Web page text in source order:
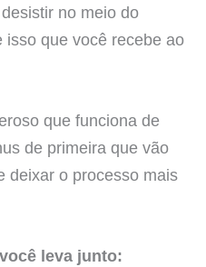
no meio do
que você recebe ao
que funciona de
de primeira que vão
deixar o processo mais
leva junto: